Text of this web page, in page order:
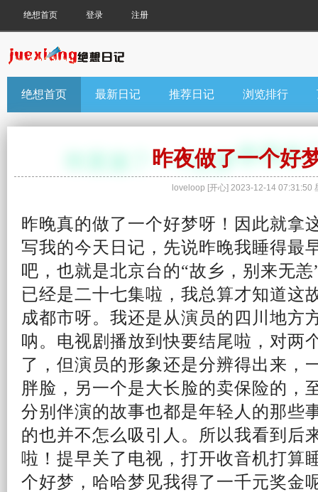
绝想首页 登录 注册
绝想首页 最新日记 推荐日记 浏览排行
昨夜做了一个好
loveloop [开心] 2023-12-14 07:31:50
昨晚真的做了一个好梦呀！因此就拿
写我的今天 日记 ，先说昨晚我睡得最
吧，也就是北京台的“故乡 ，别来无
已经是二十七集啦，我总算才知道这
成都市呀。我还是从演员的四川地方
呐。电视剧播放到快要结尾啦，对两
了，但演员的形象还是分辨得出来，
胖脸，另一个是大长脸的卖保险的，
分别 伴演的故事也都是年轻人的那些
的也并不怎么吸引人。所以我看到 后
啦！提早关了电视，打开收音机打算
个好梦，哈哈梦见我得了一千元奖金